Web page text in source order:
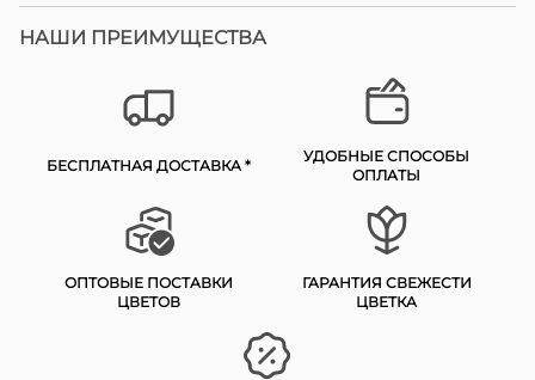
НАШИ ПРЕИМУЩЕСТВА
БЕСПЛАТНАЯ ДОСТАВКА *
УДОБНЫЕ СПОСОБЫ
ОПЛАТЫ
ОПТОВЫЕ ПОСТАВКИ
ЦВЕТОВ
ГАРАНТИЯ СВЕЖЕСТИ
ЦВЕТКА